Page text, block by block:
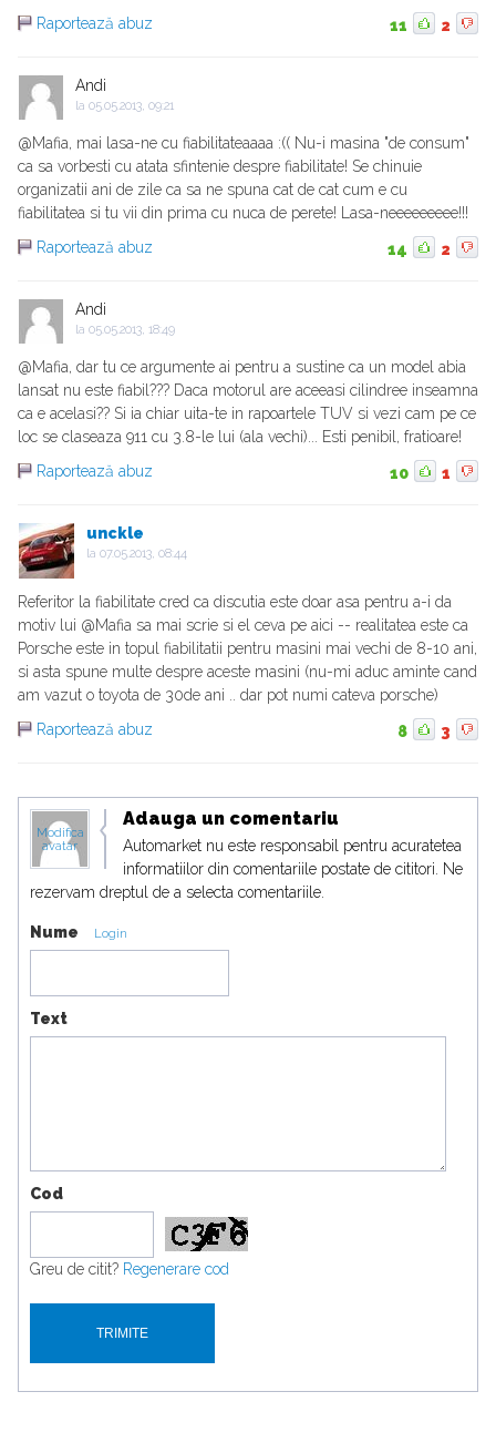
Raportează abuz
11 2
Andi
la 05.05.2013, 09:21
@Mafia, mai lasa-ne cu fiabilitateaaaa :(( Nu-i masina "de consum"
ca sa vorbesti cu atata sfintenie despre fiabilitate! Se chinuie
organizatii ani de zile ca sa ne spuna cat de cat cum e cu
fiabilitatea si tu vii din prima cu nuca de perete! Lasa-neeeeeeeee!!!
Raportează abuz
14 2
Andi
la 05.05.2013, 18:49
@Mafia, dar tu ce argumente ai pentru a sustine ca un model abia
lansat nu este fiabil??? Daca motorul are aceeasi cilindree inseamna
ca e acelasi?? Si ia chiar uita-te in rapoartele TUV si vezi cam pe ce
loc se claseaza 911 cu 3.8-le lui (ala vechi)... Esti penibil, fratioare!
Raportează abuz
10 1
unckle
la 07.05.2013, 08:44
Referitor la fiabilitate cred ca discutia este doar asa pentru a-i da
motiv lui @Mafia sa mai scrie si el ceva pe aici -- realitatea este ca
Porsche este in topul fiabilitatii pentru masini mai vechi de 8-10 ani,
si asta spune multe despre aceste masini (nu-mi aduc aminte cand
am vazut o toyota de 30de ani .. dar pot numi cateva porsche)
Raportează abuz
8 3
Modifica
avatar
Adauga un comentariu
Automarket nu este responsabil pentru acuratetea
informatiilor din comentariile postate de cititori. Ne
rezervam dreptul de a selecta comentariile.
Nume Login
Text
Cod
Greu de citit? Regenerare cod